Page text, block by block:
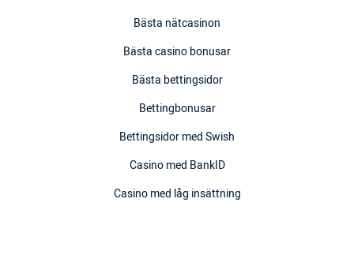
Bästa nätcasinon
Bästa casino bonusar
Bästa bettingsidor
Bettingbonusar
Bettingsidor med Swish
Casino med BankID
Casino med låg insättning